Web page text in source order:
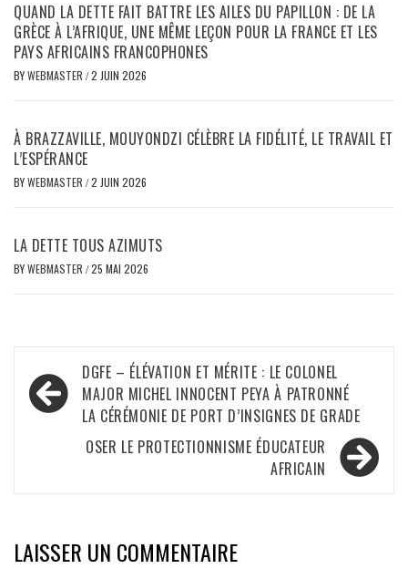
QUAND LA DETTE FAIT BATTRE LES AILES DU PAPILLON : DE LA
GRÈCE À L’AFRIQUE, UNE MÊME LEÇON POUR LA FRANCE ET LES
PAYS AFRICAINS FRANCOPHONES
BYWEBMASTER /2 JUIN 2026
À BRAZZAVILLE, MOUYONDZI CÉLÈBRE LA FIDÉLITÉ, LE TRAVAIL ET
L’ESPÉRANCE
BYWEBMASTER /2 JUIN 2026
LA DETTE TOUS AZIMUTS
BYWEBMASTER /25 MAI 2026
Navigation
de
l’article
DGFE – ÉLÉVATION ET MÉRITE : LE COLONEL
MAJOR MICHEL INNOCENT PEYA À PATRONNÉ
LA CÉRÉMONIE DE PORT D’INSIGNES DE GRADE
OSER LE PROTECTIONNISME ÉDUCATEUR
AFRICAIN
LAISSER UN COMMENTAIRE